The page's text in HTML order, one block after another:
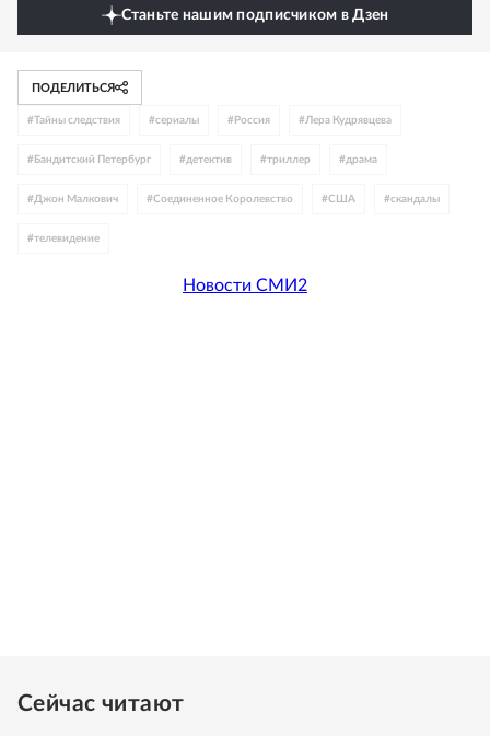
Станьте нашим подписчиком в Дзен
ПОДЕЛИТЬСЯ
#Тайны следствия #сериалы # Россия #Лера Кудрявцева
# Бандитский Петербург #детектив #триллер #драма
#Джон Малкович #Соединенное Королевство #США #скандалы
#телевидение
Новости СМИ2
Сейчас читают